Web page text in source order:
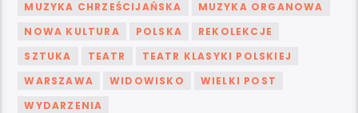
MUZYKA CHRZEŚCIJAŃSKA
MUZYKA ORGANOWA
NOWA KULTURA
POLSKA
REKOLEKCJE
SZTUKA
TEATR
TEATR KLASYKI POLSKIEJ
WARSZAWA
WIDOWISKO
WIELKI POST
WYDARZENIA